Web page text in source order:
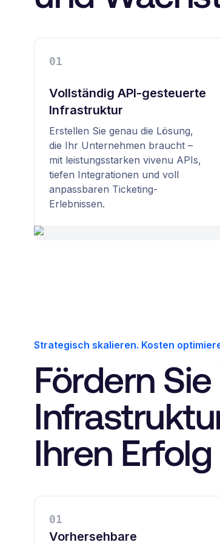
01
Vollständig API-gesteuerte
Infrastruktur
Erstellen Sie genau die Lösung,
die Ihr Unternehmen braucht –
mit leistungsstarken vivenu APIs,
tiefen Integrationen und voll
anpassbaren Ticketing-
Erlebnissen.
Strategisch skalieren. Kosten
Fördern
Ihren
01
Vorhersehbare